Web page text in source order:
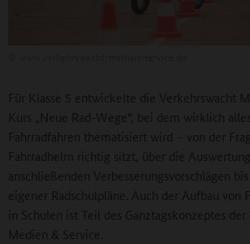
Für Klasse 5 entwickelte die Verkehrswacht
Kurs „Neue Rad-Wege“, bei dem wirklich
Fahrradfahren thematisiert wird – von der
Fahrradhelm richtig sitzt, über die
anschließenden Verbesserungsvorschlägen
eigener Radschulpläne. Auch der Aufbau von
in Schulen ist Teil des Ganztagskonzeptes
Medien & Service.